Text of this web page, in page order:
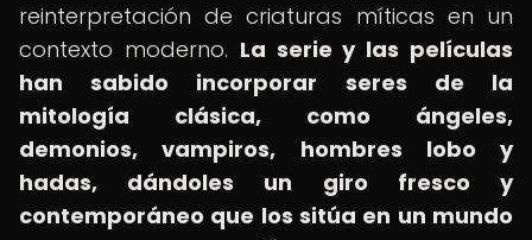
reinterpretación de criaturas míticas en un
contexto moderno. La serie y las películas
han sabido incorporar seres de la
mitología clásica, como ángeles,
demonios, vampiros, hombres lobo y
hadas, dándoles un giro fresco y
contemporáneo que los sitúa en un mundo